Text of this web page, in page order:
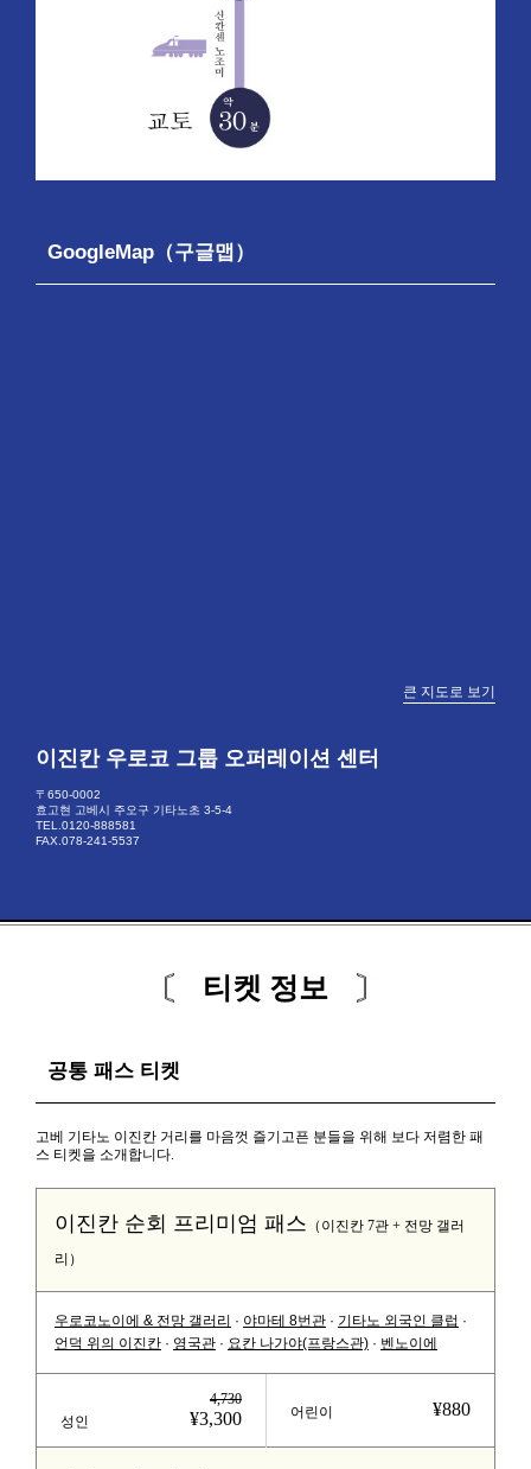
GoogleMap（구글맵）
큰 지도로 보기
이진칸 우로코 그룹 오퍼레이션 센터
〒650-0002
효고현 고베시 주오구 기타노초 3-5-4
TEL.0120-888581
FAX.078-241-5537
티켓 정보
공통 패스 티켓
고베 기타노 이진칸 거리를 마음껏 즐기고픈 분들을 위해 보다 저렴한 패
스 티켓을 소개합니다.
이진칸 순회 프리미엄 패스 （이진칸 7관 + 전망 갤러
리）
우로코노이에 & 전망 갤러리 · 야마테 8번관 · 기타노 외국인 클럽 ·
언덕 위의 이진칸 · 영국관 · 요칸 나가야(프랑스관) · 벤노이에
성인
4,730
¥3,300 어린이 ¥880